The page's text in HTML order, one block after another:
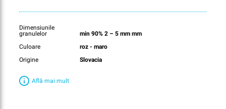
Dimensiunile
granulelor
min 90% 2 – 5 mm mm
Culoare
roz - maro
Origine
Slovacia
Află mai mult